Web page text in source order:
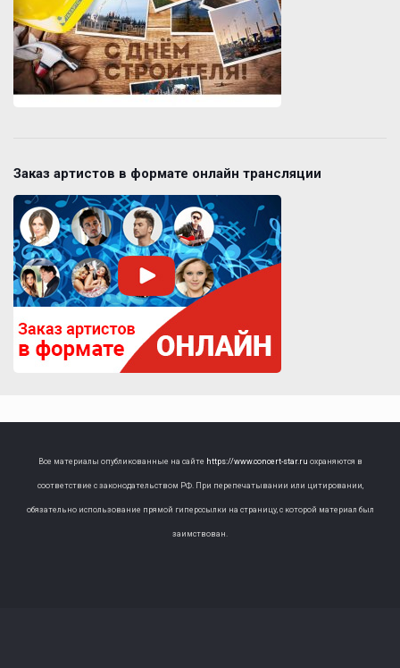
Заказ артистов в формате онлайн трансляции
Все материалы опубликованные на сайте https://www.concert-star.ru охраняются в
соответствие с законодательством РФ. При перепечатывании или цитировании,
обязательно использование прямой гиперссылки на страницу, с которой материал был
заимствован.